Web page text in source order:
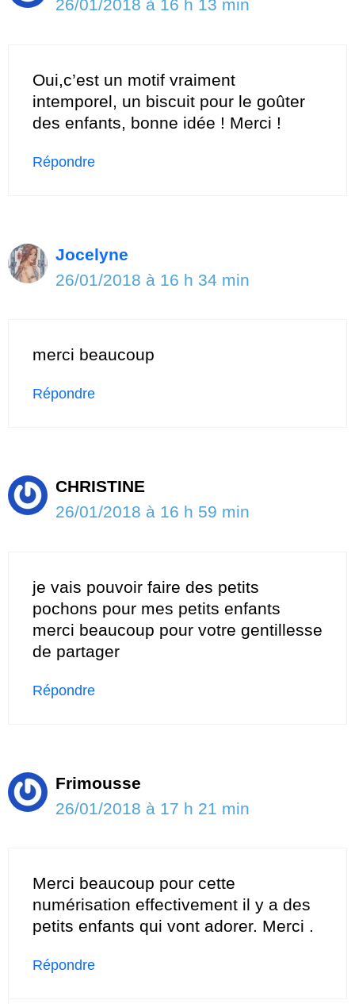
26/01/2018 à 16 h 13 min
Oui,c’est un motif vraiment
intemporel, un biscuit pour le goûter
des enfants, bonne idée ! Merci !
Répondre
Jocelyne
26/01/2018 à 16 h 34 min
merci beaucoup
Répondre
CHRISTINE
26/01/2018 à 16 h 59 min
je vais pouvoir faire des petits
pochons pour mes petits enfants
merci beaucoup pour votre gentillesse
de partager
Répondre
Frimousse
26/01/2018 à 17 h 21 min
Merci beaucoup pour cette
numérisation effectivement il y a des
petits enfants qui vont adorer. Merci .
Répondre